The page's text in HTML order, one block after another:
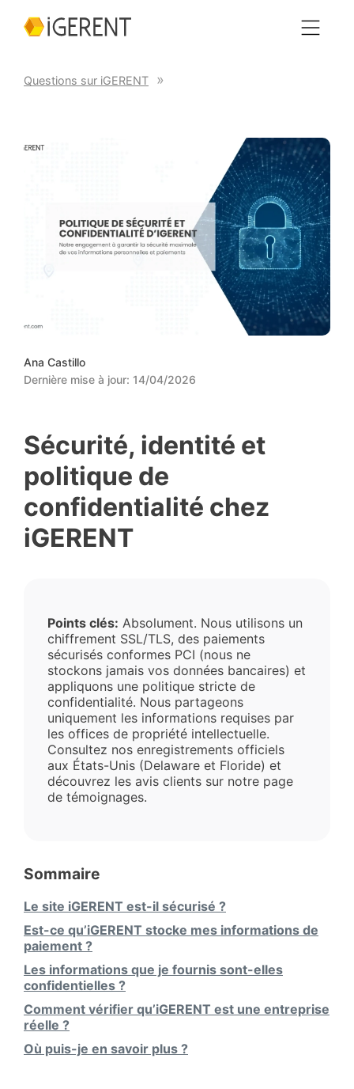
Questions sur iGERENT
Ana Castillo
Dernière mise à jour: 14/04/2026
Sécurité, identité et
politique de
confidentialité chez
iGERENT
Points clés: Absolument. Nous utilisons un
chiffrement SSL/TLS, des paiements
sécurisés conformes PCI (nous ne
stockons jamais vos données bancaires) et
appliquons une politique stricte de
confidentialité. Nous partageons
uniquement les informations requises par
les offices de propriété intellectuelle.
Consultez nos enregistrements officiels
aux États-Unis (Delaware et Floride) et
découvrez les avis clients sur notre page
de témoignages.
Sommaire
Le site iGERENT est-il sécurisé ?
Est-ce qu’iGERENT stocke mes informations de
paiement ?
Les informations que je fournis sont-elles
confidentielles ?
Comment vérifier qu’iGERENT est une entreprise
réelle ?
Où puis-je en savoir plus ?